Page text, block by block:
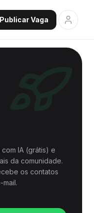
Publicar Vaga
IA (grátis) e
da comunidade.
os contatos